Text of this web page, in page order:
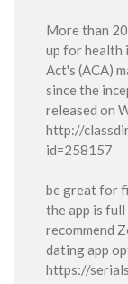
More than
up for health
Act's (ACA)
since the
released on
http://
id=258157
be great for
the app is
recommend
dating app
https://